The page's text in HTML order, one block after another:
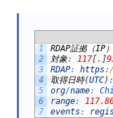
1
2
3
4
5
6
7
RDAP証拠（IP ）
対象: 117[ . ]
RDAP: https:
取得日時(UTC) :
org/name:
range:
events: